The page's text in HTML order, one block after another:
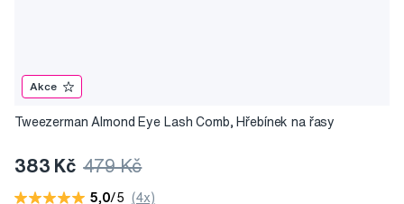
Akce
Tweezerman Almond Eye Lash Comb, Hřebínek na řasy
383 Kč 479 Kč
5,0/5 (4x)